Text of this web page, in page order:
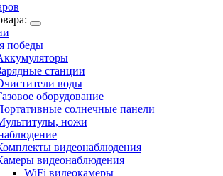
победы
станции
воды
оборудование
солнечные панели
ножи
видеонаблюдения
видеонаблюдения
WiFi видеокамеры